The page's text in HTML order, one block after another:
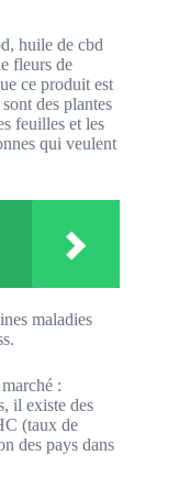
huile de cbd
fleurs de
ce produit est
des plantes
feuilles et les
qui veulent
maladies
:
il existe des
(taux de
des pays dans